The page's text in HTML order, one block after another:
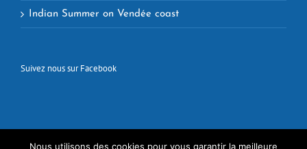
Indian Summer on Vendée coast
Suivez nous sur Facebook
Nous utilisons des cookies pour vous garantir la meilleure